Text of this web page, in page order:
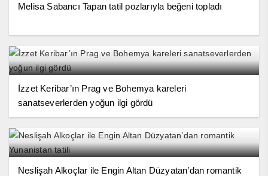
Melisa Sabancı Tapan tatil pozlarıyla beğeni topladı
İzzet Keribar’ın Prag ve Bohemya kareleri
sanatseverlerden yoğun ilgi gördü
Neslişah Alkoçlar ile Engin Altan Düzyatan’dan romantik